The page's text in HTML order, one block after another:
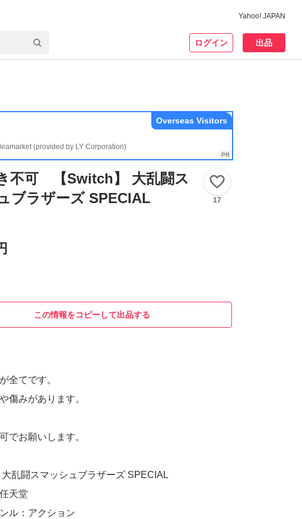
Yahoo! JAPAN
ログイン 出品
(provided by LY Corporation)
Overseas Visitors
不可 【Switch】 大乱闘ス
ブラザーズ SPECIAL
17
この情報をコピーして出品する
全てです。
傷みがあります。
でお願いします。
大乱闘スマッシュブラザーズ SPECIAL
天堂
ル：アクション